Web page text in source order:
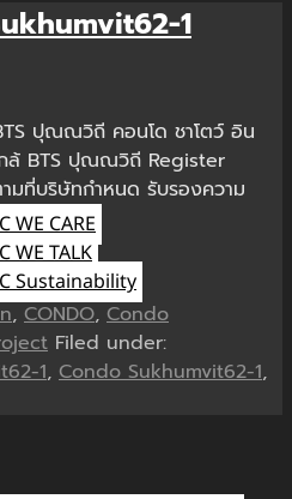
WE CARE
WE TALK
Sustainability
1
ปุณณวิถี คอนโด ชาโตว์ อิน
ล้ BTS ปุณณวิถี Register
มที่บริษัทกำหนด รับรองความ
, CONDO, Condo
Filed under:
1, Condo Sukhumvit62-1,